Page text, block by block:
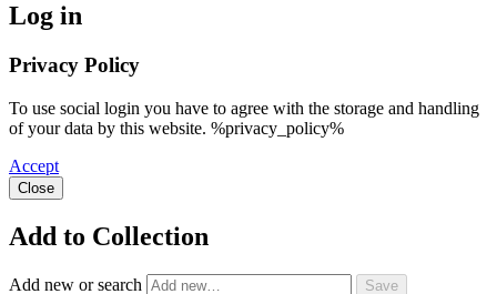
Log in
Privacy Policy
To use social login you have to agree with the storage and handling
of your data by this website. %privacy_policy%
Accept
Close
Add to Collection
Add new or search